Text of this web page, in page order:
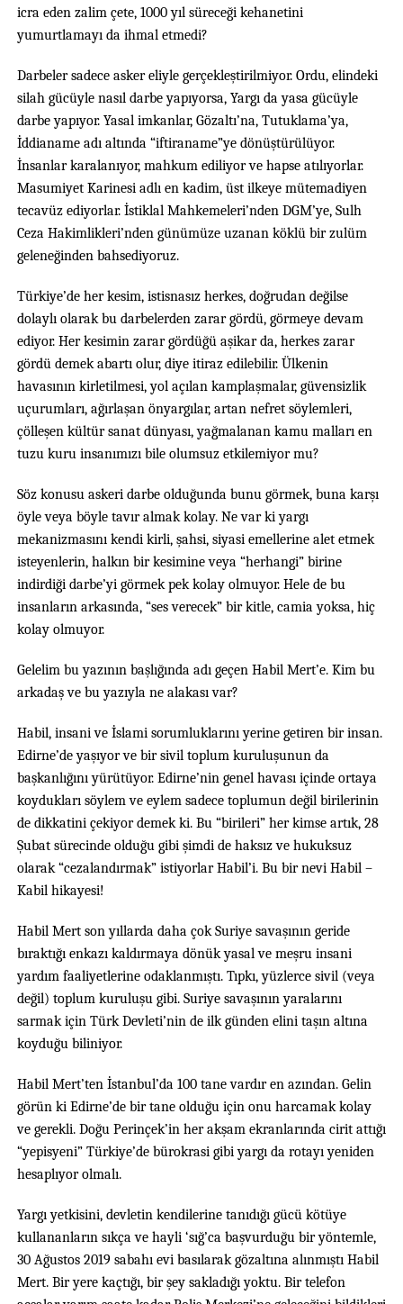
icra eden zalim çete, 1000 yıl süreceği kehanetini
yumurtlamayı da ihmal etmedi?
Darbeler sadece asker eliyle gerçekleştirilmiyor. Ordu, elindeki
silah gücüyle nasıl darbe yapıyorsa, Yargı da yasa gücüyle
darbe yapıyor. Yasal imkanlar, Gözaltı’na, Tutuklama’ya,
İddianame adı altında “iftiraname”ye dönüştürülüyor.
İnsanlar karalanıyor, mahkum ediliyor ve hapse atılıyorlar.
Masumiyet Karinesi adlı en kadim, üst ilkeye mütemadiyen
tecavüz ediyorlar. İstiklal Mahkemeleri’nden DGM’ye, Sulh
Ceza Hakimlikleri’nden günümüze uzanan köklü bir zulüm
geleneğinden bahsediyoruz.
Türkiye’de her kesim, istisnasız herkes, doğrudan değilse
dolaylı olarak bu darbelerden zarar gördü, görmeye devam
ediyor. Her kesimin zarar gördüğü aşikar da, herkes zarar
gördü demek abartı olur, diye itiraz edilebilir. Ülkenin
havasının kirletilmesi, yol açılan kamplaşmalar, güvensizlik
uçurumları, ağırlaşan önyargılar, artan nefret söylemleri,
çölleşen kültür sanat dünyası, yağmalanan kamu malları en
tuzu kuru insanımızı bile olumsuz etkilemiyor mu?
Söz konusu askeri darbe olduğunda bunu görmek, buna karşı
öyle veya böyle tavır almak kolay. Ne var ki yargı
mekanizmasını kendi kirli, şahsi, siyasi emellerine alet etmek
isteyenlerin, halkın bir kesimine veya “herhangi” birine
indirdiği darbe’yi görmek pek kolay olmuyor. Hele de bu
insanların arkasında, “ses verecek” bir kitle, camia yoksa, hiç
kolay olmuyor.
Gelelim bu yazının başlığında adı geçen Habil Mert’e. Kim bu
arkadaş ve bu yazıyla ne alakası var?
Habil, insani ve İslami sorumluklarını yerine getiren bir insan.
Edirne’de yaşıyor ve bir sivil toplum kuruluşunun da
başkanlığını yürütüyor. Edirne’nin genel havası içinde ortaya
koydukları söylem ve eylem sadece toplumun değil birilerinin
de dikkatini çekiyor demek ki. Bu “birileri” her kimse artık, 28
Şubat sürecinde olduğu gibi şimdi de haksız ve hukuksuz
olarak “cezalandırmak” istiyorlar Habil’i. Bu bir nevi Habil –
Kabil hikayesi!
Habil Mert son yıllarda daha çok Suriye savaşının geride
bıraktığı enkazı kaldırmaya dönük yasal ve meşru insani
yardım faaliyetlerine odaklanmıştı. Tıpkı, yüzlerce sivil (veya
değil) toplum kuruluşu gibi. Suriye savaşının yaralarını
sarmak için Türk Devleti’nin de ilk günden elini taşın altına
koyduğu biliniyor.
Habil Mert’ten İstanbul’da 100 tane vardır en azından. Gelin
görün ki Edirne’de bir tane olduğu için onu harcamak kolay
ve gerekli. Doğu Perinçek’in her akşam ekranlarında cirit attığı
“yepisyeni” Türkiye’de bürokrasi gibi yargı da rotayı yeniden
hesaplıyor olmalı.
Yargı yetkisini, devletin kendilerine tanıdığı gücü kötüye
kullananların sıkça ve hayli ‘sığ’ca başvurduğu bir yöntemle,
30 Ağustos 2019 sabahı evi basılarak gözaltına alınmıştı Habil
Mert. Bir yere kaçtığı, bir şey sakladığı yoktu. Bir telefon